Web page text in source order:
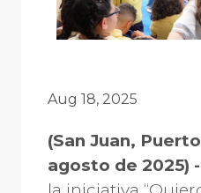
Aug 18, 2025
(San Juan,
agosto de 2025) -